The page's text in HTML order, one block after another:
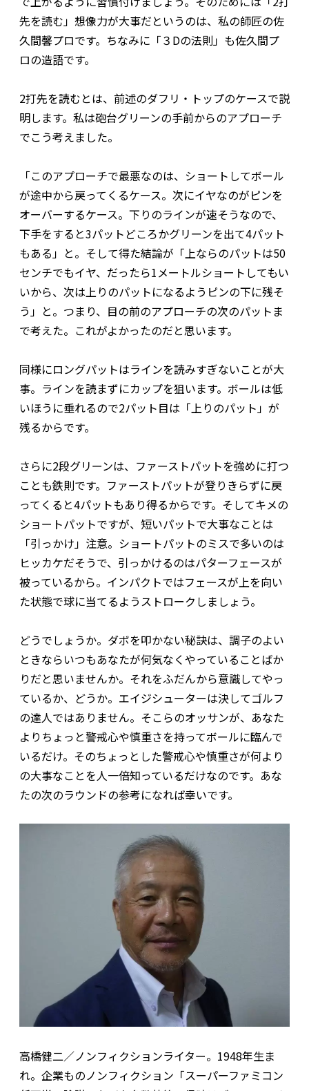
先を読む」想像力が大事だというのは、私の師匠の佐
久間馨プロです。ちなみに「３Dの法則」も佐久間プ
ロの造語です。
2打先を読むとは、前述のダフリ・トップのケースで説
明します。私は砲台グリーンの手前からのアプローチ
でこう考えました。
「このアプローチで最悪なのは、ショートしてボール
が途中から戻ってくるケース。次にイヤなのがピンを
オーバーするケース。下りのラインが速そうなので、
下手をすると3パットどころかグリーンを出て4パット
もある」と。そして得た結論が「上ならのパットは50
センチでもイヤ、だったら1メートルショートしてもい
いから、次は上りのパットになるようピンの下に残そ
う」と。つまり、目の前のアプローチの次のパットま
で考えた。これがよかったのだと思います。
同様にロングパットはラインを読みすぎないことが大
事。ラインを読まずにカップを狙います。ボールは低
いほうに垂れるので2パット目は「上りのパット」が
残るからです。
さらに2段グリーンは、ファーストパットを強めに打つ
ことも鉄則です。ファーストパットが登りきらずに戻
ってくると4パットもあり得るからです。そしてキメの
ショートパットですが、短いパットで大事なことは
「引っかけ」注意。ショートパットのミスで多いのは
ヒッカケだそうで、引っかけるのはパターフェースが
被っているから。インパクトではフェースが上を向い
た状態で球に当てるようストロークしましょう。
どうでしょうか。ダボを叩かない秘訣は、調子のよい
ときならいつもあなたが何気なくやっていることばか
りだと思いませんか。それをふだんから意識してやっ
ているか、どうか。エイジシューターは決してゴルフ
の達人ではありません。そこらのオッサンが、あなた
よりちょっと警戒心や慎重さを持ってボールに臨んで
いるだけ。そのちょっとした警戒心や慎重さが何より
の大事なことを人一倍知っているだけなのです。あな
たの次のラウンドの参考になれば幸いです。
高橋健二／ノンフィクションライター。1948年生ま
れ。企業ものノンフィクション「スーパーファミコン